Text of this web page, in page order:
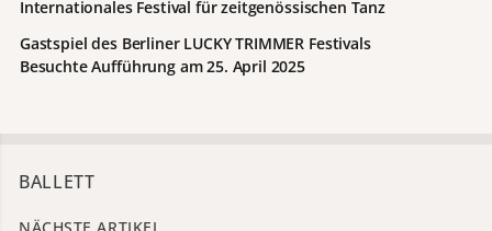
Internationales Festival für zeitgenössischen Tanz
Gastspiel des Berliner LUCKY TRIMMER Festivals
Besuchte Aufführung am 25. April 2025
BALLETT